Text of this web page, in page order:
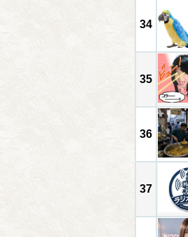
34
35
36
37